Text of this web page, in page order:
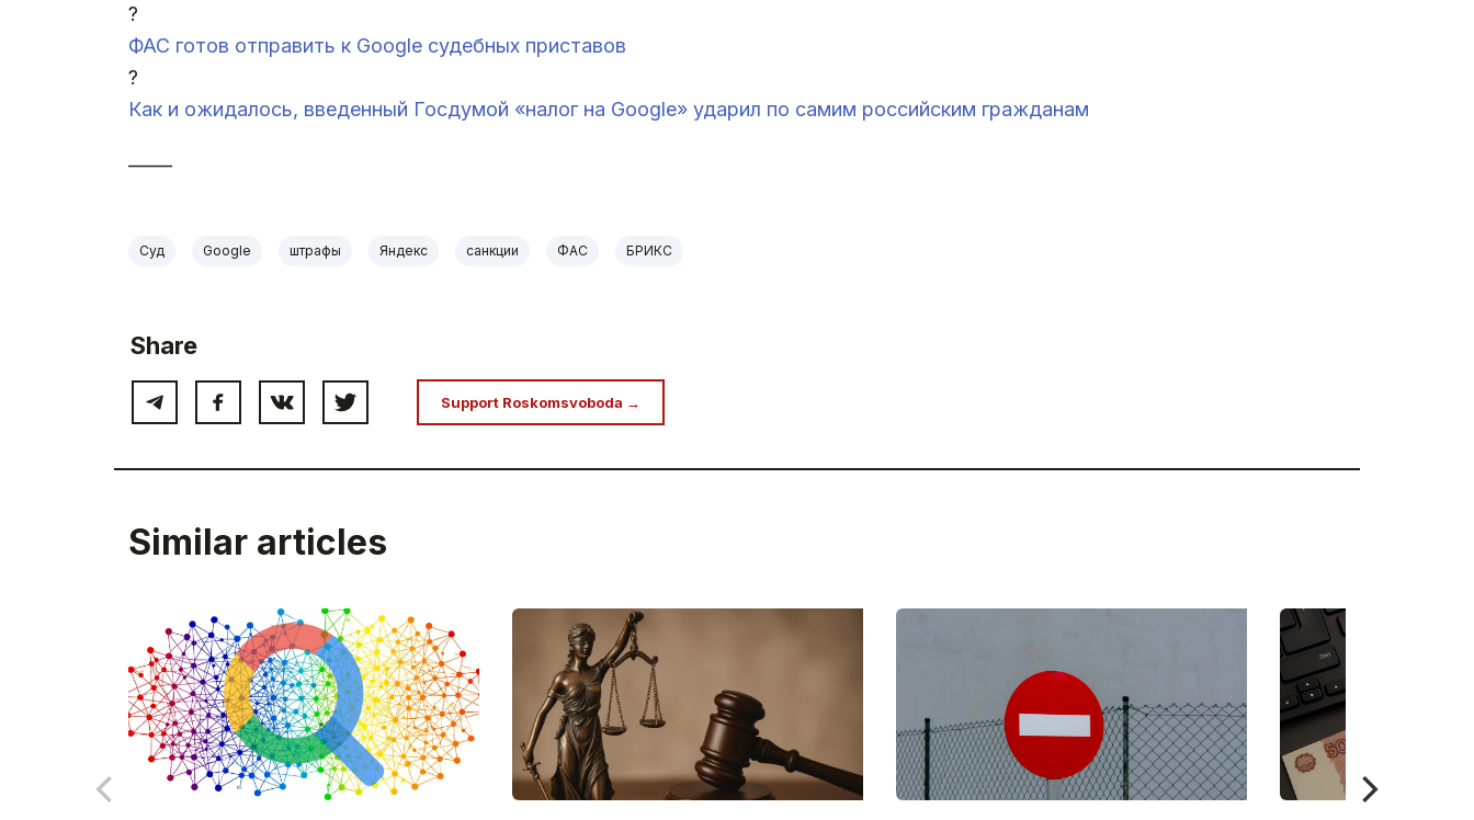
?
ФАС готов отправить к Google судебных приставов
?
Как и ожидалось, введенный Госдумой «налог на Google» ударил по самим российским гражданам
Суд Google штрафы Яндекс санкции ФАС БРИКС
Share
Support Roskomsvoboda →
Similar articles